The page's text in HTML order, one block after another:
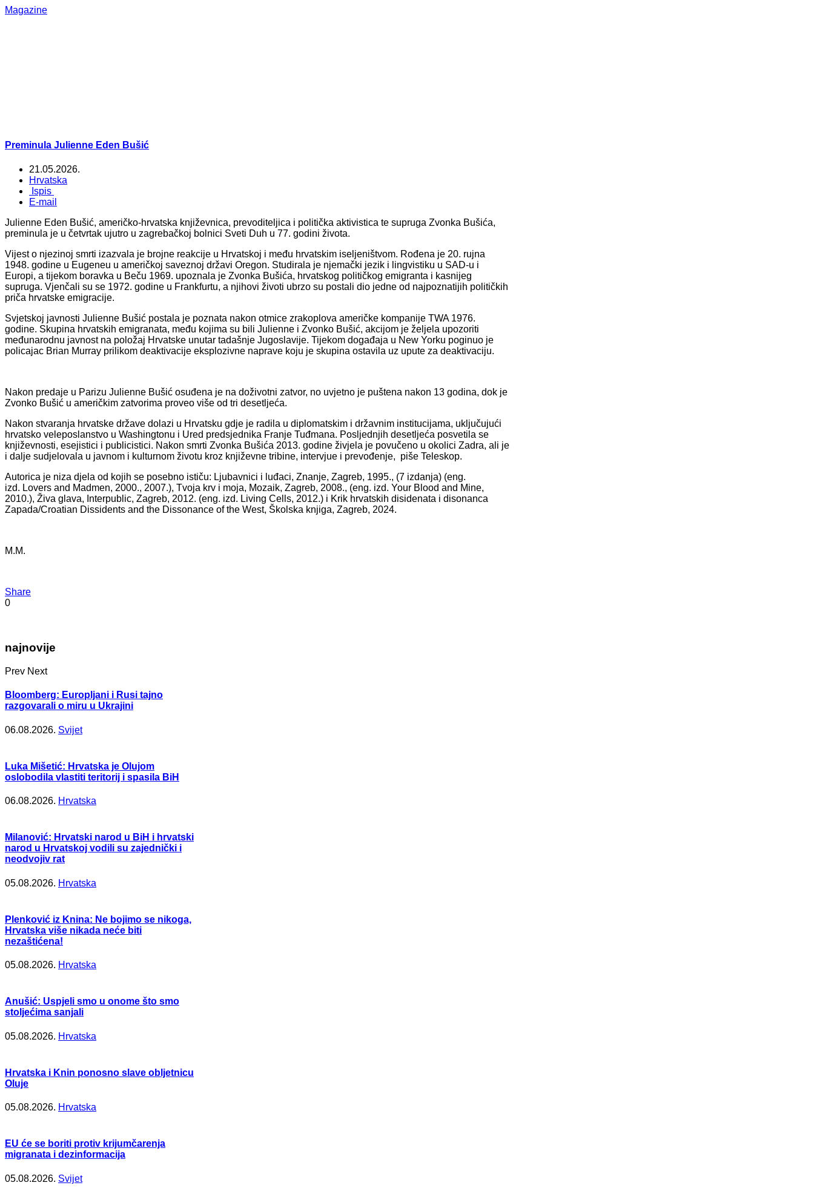
Magazine
Preminula Julienne Eden Bušić
21.05.2026.
Hrvatska
Ispis
E-mail
Julienne Eden Bušić, američko-hrvatska književnica, prevoditeljica i politička aktivistica te supruga Zvonka Bušića,
preminula je u četvrtak ujutro u zagrebačkoj bolnici Sveti Duh u 77. godini života.
Vijest o njezinoj smrti izazvala je brojne reakcije u Hrvatskoj i među hrvatskim iseljeništvom. Rođena je 20. rujna
1948. godine u Eugeneu u američkoj saveznoj državi Oregon. Studirala je njemački jezik i lingvistiku u SAD-u i
Europi, a tijekom boravka u Beču 1969. upoznala je Zvonka Bušića, hrvatskog političkog emigranta i kasnijeg
supruga. Vjenčali su se 1972. godine u Frankfurtu, a njihovi životi ubrzo su postali dio jedne od najpoznatijih političkih
priča hrvatske emigracije.
Svjetskoj javnosti Julienne Bušić postala je poznata nakon otmice zrakoplova američke kompanije TWA 1976.
godine. Skupina hrvatskih emigranata, među kojima su bili Julienne i Zvonko Bušić, akcijom je željela upozoriti
međunarodnu javnost na položaj Hrvatske unutar tadašnje Jugoslavije. Tijekom događaja u New Yorku poginuo je
policajac Brian Murray prilikom deaktivacije eksplozivne naprave koju je skupina ostavila uz upute za deaktivaciju.
Nakon predaje u Parizu Julienne Bušić osuđena je na doživotni zatvor, no uvjetno je puštena nakon 13 godina, dok je
Zvonko Bušić u američkim zatvorima proveo više od tri desetljeća.
Nakon stvaranja hrvatske države dolazi u Hrvatsku gdje je radila u diplomatskim i državnim institucijama, uključujući
hrvatsko veleposlanstvo u Washingtonu i Ured predsjednika Franje Tuđmana. Posljednjih desetljeća posvetila se
književnosti, esejistici i publicistici. Nakon smrti Zvonka Bušića 2013. godine živjela je povučeno u okolici Zadra, ali je
i dalje sudjelovala u javnom i kulturnom životu kroz književne tribine, intervjue i prevođenje, piše Teleskop.
Autorica je niza djela od kojih se posebno ističu: Ljubavnici i luđaci, Znanje, Zagreb, 1995., (7 izdanja) (eng.
izd. Lovers and Madmen, 2000., 2007.), Tvoja krv i moja, Mozaik, Zagreb, 2008., (eng. izd. Your Blood and Mine,
2010.), Živa glava, Interpublic, Zagreb, 2012. (eng. izd. Living Cells, 2012.) i Krik hrvatskih disidenata i disonanca
Zapada/Croatian Dissidents and the Dissonance of the West, Školska knjiga, Zagreb, 2024.
M.M.
Share
0
najnovije
Prev Next
Bloomberg: Europljani i Rusi tajno
razgovarali o miru u Ukrajini
06.08.2026. Svijet
Luka Mišetić: Hrvatska je Olujom
oslobodila vlastiti teritorij i spasila BiH
06.08.2026. Hrvatska
Milanović: Hrvatski narod u BiH i hrvatski
narod u Hrvatskoj vodili su zajednički i
neodvojiv rat
05.08.2026. Hrvatska
Plenković iz Knina: Ne bojimo se nikoga,
Hrvatska više nikada neće biti
nezaštićena!
05.08.2026. Hrvatska
Anušić: Uspjeli smo u onome što smo
stoljećima sanjali
05.08.2026. Hrvatska
Hrvatska i Knin ponosno slave obljetnicu
Oluje
05.08.2026. Hrvatska
EU će se boriti protiv krijumčarenja
migranata i dezinformacija
05.08.2026. Svijet